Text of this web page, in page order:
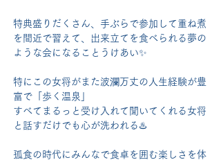
特典盛りだくさん、手ぶらで参加して重ね煮
を間近で習えて、出来立てを食べられる夢の
ような会になることうけあい✨
特にこの女将がまた波瀾万丈の人生経験が豊
富で「歩く温泉」
すべてまるっと受け入れて聞いてくれる女将
と話すだけでも心が洗われる♨️
孤食の時代にみんなで食卓を囲む楽しさを体